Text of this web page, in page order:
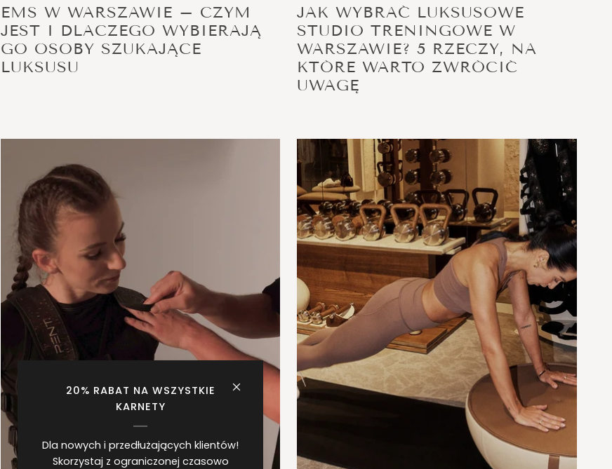
EMS W WARSZAWIE – CZYM
JEST I DLACZEGO WYBIERAJĄ
GO OSOBY SZUKAJĄCE
LUKSUSU
JAK WYBRAĆ LUKSUSOWE
STUDIO TRENINGOWE W
WARSZAWIE? 5 RZECZY, NA
KTÓRE WARTO ZWRÓCIĆ
UWAGĘ
20% RABAT NA WSZYSTKIE
KARNETY
Dla nowych i przedłużających klientów!
Skorzystaj z ograniczonej czasowo